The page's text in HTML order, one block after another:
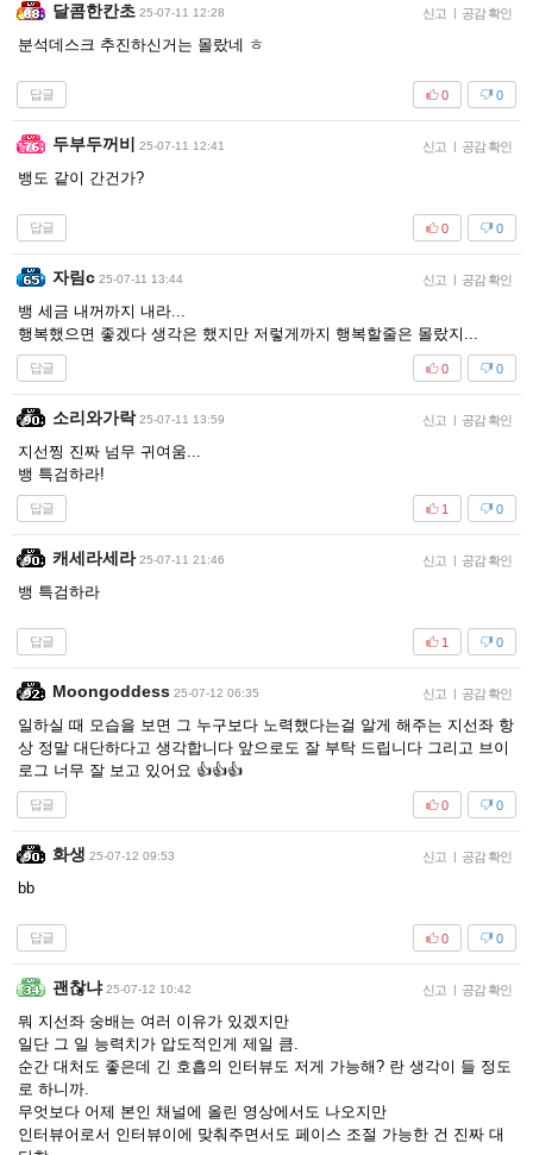
달콤한칸초 25-07-11 12:28 신고 | 공감 확인
분석데스크 추진하신거는 몰랐네 ㅎ
답글 0
0
두부두꺼비 25-07-11 12:41 신고 | 공감 확인
뱅도 같이 간건가?
답글 0
0
자림c 25-07-11 13:44 신고 | 공감 확인
뱅 세금 내꺼까지 내라...
행복했으면 좋겠다 생각은 했지만 저렇게까지 행복할줄은 몰랐지...
답글 0
0
소리와가락 25-07-11 13:59 신고 | 공감 확인
지선찡 진짜 넘무 귀여움...
뱅 특검하라!
답글 0
1
캐세라세라 25-07-11 21:46 신고 | 공감 확인
뱅 특검하라
답글 0
1
Moongoddess 25-07-12 06:35 신고 | 공감 확인
일하실 때 모습을 보면 그 누구보다 노력했다는걸 알게 해주는 지선좌 항
상 정말 대단하다고 생각합니다 앞으로도 잘 부탁 드립니다 그리고 브이
로그 너무 잘 보고 있어요 👍👍👍
답글 0
0
화생 25-07-12 09:53 신고 | 공감 확인
bb
답글 0
0
괜찮냐 25-07-12 10:42 신고 | 공감 확인
뭐 지선좌 숭배는 여러 이유가 있겠지만
일단 그 일 능력치가 압도적인게 제일 큼.
순간 대처도 좋은데 긴 호흡의 인터뷰도 저게 가능해? 란 생각이 들 정도
로 하니까.
무엇보다 어제 본인 채널에 올린 영상에서도 나오지만
인터뷰어로서 인터뷰이에 맞춰주면서도 페이스 조절 가능한 건 진짜 대